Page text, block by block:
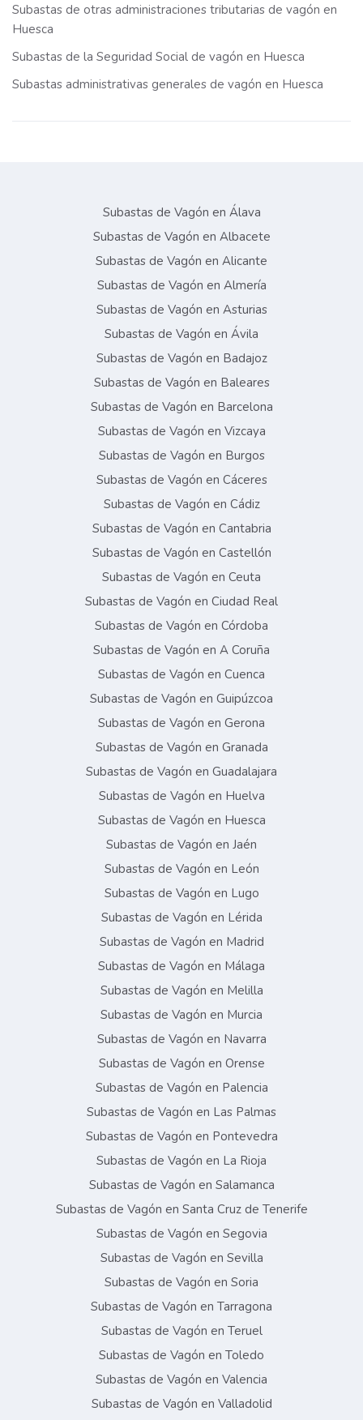
Subastas de otras administraciones tributarias de vagón en
Huesca
Subastas de la Seguridad Social de vagón en Huesca
Subastas administrativas generales de vagón en Huesca
Subastas de Vagón en Álava
Subastas de Vagón en Albacete
Subastas de Vagón en Alicante
Subastas de Vagón en Almería
Subastas de Vagón en Asturias
Subastas de Vagón en Ávila
Subastas de Vagón en Badajoz
Subastas de Vagón en Baleares
Subastas de Vagón en Barcelona
Subastas de Vagón en Vizcaya
Subastas de Vagón en Burgos
Subastas de Vagón en Cáceres
Subastas de Vagón en Cádiz
Subastas de Vagón en Cantabria
Subastas de Vagón en Castellón
Subastas de Vagón en Ceuta
Subastas de Vagón en Ciudad Real
Subastas de Vagón en Córdoba
Subastas de Vagón en A Coruña
Subastas de Vagón en Cuenca
Subastas de Vagón en Guipúzcoa
Subastas de Vagón en Gerona
Subastas de Vagón en Granada
Subastas de Vagón en Guadalajara
Subastas de Vagón en Huelva
Subastas de Vagón en Huesca
Subastas de Vagón en Jaén
Subastas de Vagón en León
Subastas de Vagón en Lugo
Subastas de Vagón en Lérida
Subastas de Vagón en Madrid
Subastas de Vagón en Málaga
Subastas de Vagón en Melilla
Subastas de Vagón en Murcia
Subastas de Vagón en Navarra
Subastas de Vagón en Orense
Subastas de Vagón en Palencia
Subastas de Vagón en Las Palmas
Subastas de Vagón en Pontevedra
Subastas de Vagón en La Rioja
Subastas de Vagón en Salamanca
Subastas de Vagón en Santa Cruz de Tenerife
Subastas de Vagón en Segovia
Subastas de Vagón en Sevilla
Subastas de Vagón en Soria
Subastas de Vagón en Tarragona
Subastas de Vagón en Teruel
Subastas de Vagón en Toledo
Subastas de Vagón en Valencia
Subastas de Vagón en Valladolid